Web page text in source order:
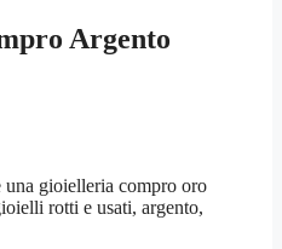
Argento
una gioielleria compro oro
rotti e usati, argento,